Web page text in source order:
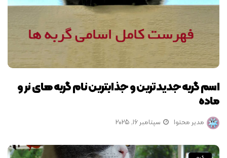
اسم گربه جدیدترین و جذابترین نام گربه های نر و
ماده
مدیر محتوا سپتامبر 16, 2025